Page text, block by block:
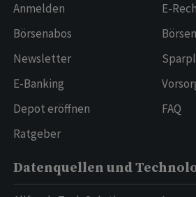
Anmelden
Börsenabos
Newsletter
E-Banking
Depot eröffnen
Ratgeber
E-
FAQ
Datenquellen und